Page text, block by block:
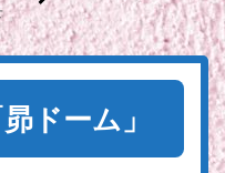
ドーム」